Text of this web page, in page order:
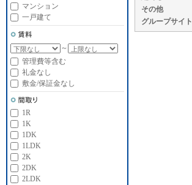
その他
グループサイト
マンション
一戸建て
～
管理費等含む
礼金なし
敷金/保証金なし
1R
1K
1DK
1LDK
2K
2DK
2LDK